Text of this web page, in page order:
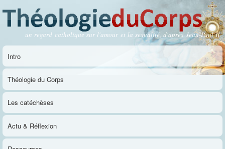
contenu
principal
Théologie du Corps
un regard catholique sur l'amour et la sexualité, d'après Jean-Paul II
Menu principal
Intro
Théologie du Corps
Les catéchèses
Actu & Réflexion